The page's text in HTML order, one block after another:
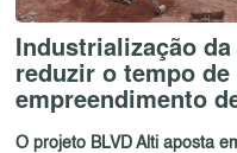
Industrialização
reduzir o tempo
empreendimento
O projeto BLVD Alti aposta